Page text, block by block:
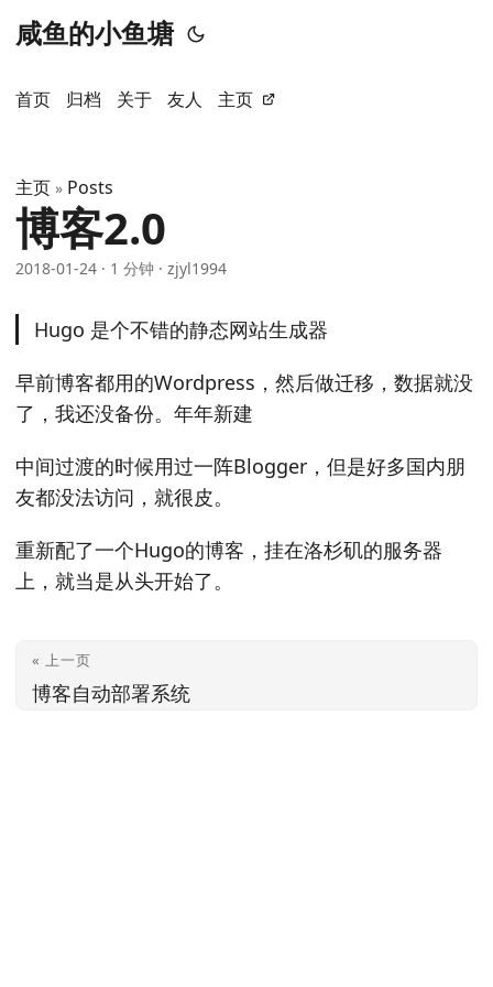
咸鱼的小鱼塘
首页 归档 关于 友人 主页
主页 » Posts
博客2.0
2018-01-24 · 1 分钟 · zjyl1994
Hugo 是个不错的静态网站生成器
早前博客都用的Wordpress，然后做迁移，数据就没
了，我还没备份。年年新建
中间过渡的时候用过一阵Blogger，但是好多国内朋
友都没法访问，就很皮。
重新配了一个Hugo的博客，挂在洛杉矶的服务器
上，就当是从头开始了。
« 上一页
博客自动部署系统